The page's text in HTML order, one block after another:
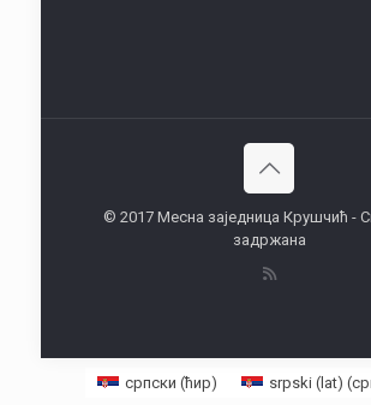
© 2017 Месна заједница Крушчић -
задржана
српски (ћир) srpski (lat) (